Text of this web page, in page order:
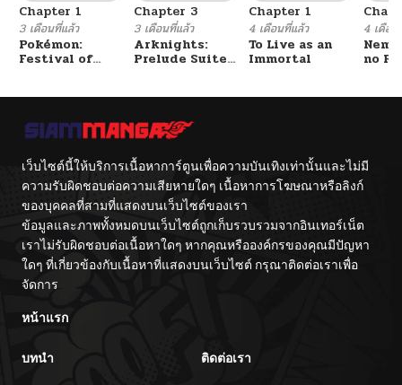
Chapter 1
3 เดือนที่แล้ว
Pokémon:
Festival of
Chapter 3
3 เดือนที่แล้ว
Arknights:
Prelude Suite:
Chapter 1
4 เดือนที่แล้ว
To Live as an
Immortal
4 เดือน
no
เว็บไซต์นี้ให้บริการเนื้อหาการ์ตูนเพื่อความบันเทิงเท่านั้นและไม่มี
ความรับผิดชอบต่อความเสียหายใดๆ เนื้อหาการโฆษณาหรือลิงก์
ของบุคคลที่สามที่แสดงบนเว็บไซต์ของเรา
ข้อมูลและภาพทั้งหมดบนเว็บไซต์ถูกเก็บรวบรวมจากอินเทอร์เน็ต
เราไม่รับผิดชอบต่อเนื้อหาใดๆ หากคุณหรือองค์กรของคุณมีปัญหา
ใดๆ ที่เกี่ยวข้องกับเนื้อหาที่แสดงบนเว็บไซต์ กรุณาติดต่อเราเพื่อ
จัดการ
หน้าแรก
บทนำ ติดต่อเรา